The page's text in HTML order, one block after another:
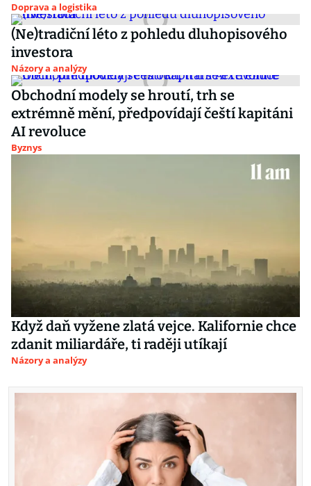
Doprava a logistika
(Ne)tradiční léto z pohledu dluhopisového
investora
Názory a analýzy
Obchodní modely se hroutí, trh se
extrémně mění, předpovídají čeští kapitáni
AI revoluce
Byznys
Když daň vyžene zlatá vejce. Kalifornie chce
zdanit miliardáře, ti raději utíkají
Názory a analýzy